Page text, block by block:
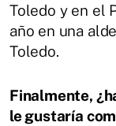
Toledo y en el
año en una
Toledo.
Finalmente,
le gustaría